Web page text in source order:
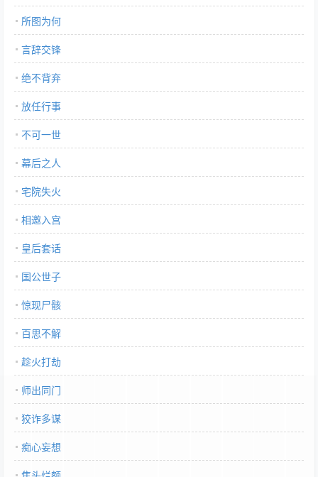
所图为何
言辞交锋
绝不背弃
放任行事
不可一世
幕后之人
宅院失火
相邀入宫
皇后套话
国公世子
惊现尸骸
百思不解
趁火打劫
师出同门
狡诈多谋
痴心妄想